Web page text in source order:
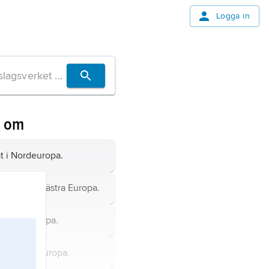
Logga in
i Nordeuropa.
stat i västra Europa.
i Nordeuropa.
stat i Västeuropa.